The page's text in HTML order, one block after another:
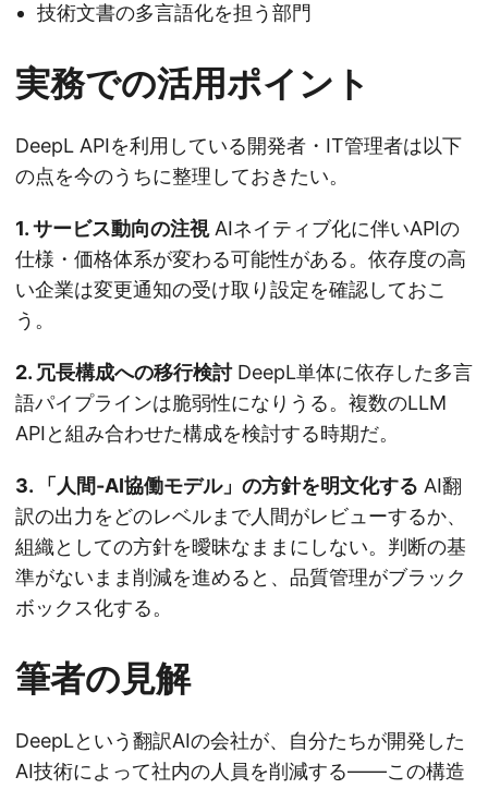
技術文書の多言語化を担う部門
実務での活用ポイント
DeepL APIを利用している開発者・IT管理者は以下
の点を今のうちに整理しておきたい。
1. サービス動向の注視AIネイティブ化に伴いAPIの
仕様・価格体系が変わる可能性がある。依存度の高
い企業は変更通知の受け取り設定を確認しておこ
う。
2. 冗長構成への移行検討DeepL単体に依存した多言
語パイプラインは脆弱性になりうる。複数のLLM
APIと組み合わせた構成を検討する時期だ。
3. 「人間-AI協働モデル」の方針を明文化する AI翻
訳の出力をどのレベルまで人間がレビューするか、
組織としての方針を曖昧なままにしない。判断の基
準がないまま削減を進めると、品質管理がブラック
ボックス化する。
筆者の見解
DeepLという翻訳AIの会社が、自分たちが開発した
AI技術によって社内の人員を削減する——この構造